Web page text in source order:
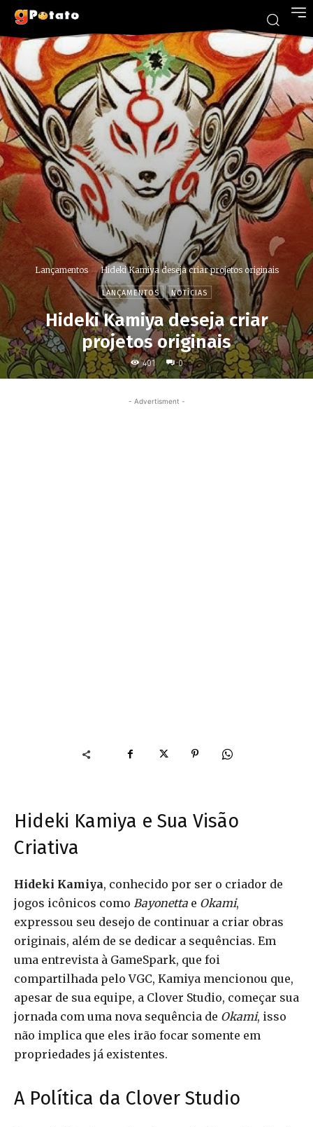
Lançamentos Hideki Kamiya deseja criar projetos originais
LANÇAMENTOS NOTÍCIAS
Hideki Kamiya deseja criar
projetos originais
401 0
- Advertisment -
Hideki Kamiya e Sua Visão
Criativa
Hideki Kamiya, conhecido por ser o criador de
jogos icônicos como Bayonetta e Okami,
expressou seu desejo de continuar a criar obras
originais, além de se dedicar a sequências. Em
uma entrevista à GameSpark, que foi
compartilhada pelo VGC, Kamiya mencionou que,
apesar de sua equipe, a Clover Studio, começar sua
jornada com uma nova sequência de Okami, isso
não implica que eles irão focar somente em
propriedades já existentes.
A Política da Clover Studio